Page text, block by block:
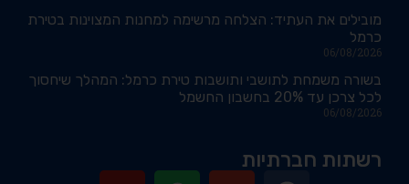
מובילים את העתיד: הצלחה מרשימה למחנות המצוינות בטירת
כרמל
06/08/2026
בשורה משמחת לתושבי ותושבות טירת כרמל: המהלך שיחסוך
לכל צרכן עד 20% בחשבון החשמל
06/08/2026
רשתות חברתיות